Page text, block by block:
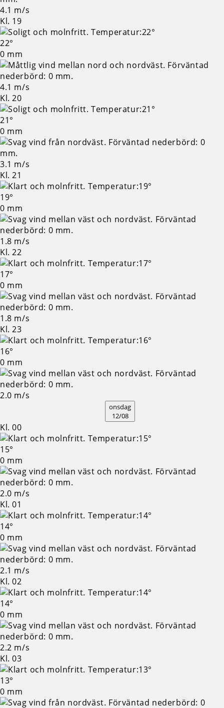
4.1 m/s
Kl. 19
22°
0 mm
4.1 m/s
Kl. 20
21°
0 mm
3.1 m/s
Kl. 21
19°
0 mm
1.8 m/s
Kl. 22
17°
0 mm
1.8 m/s
Kl. 23
16°
0 mm
2.0 m/s
onsdag
12/08
Kl. 00
15°
0 mm
2.0 m/s
Kl. 01
14°
0 mm
2.1 m/s
Kl. 02
14°
0 mm
2.2 m/s
Kl. 03
13°
0 mm